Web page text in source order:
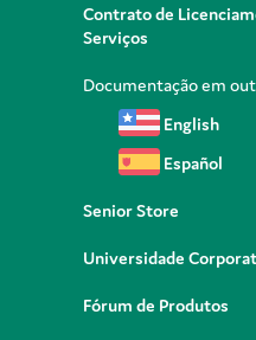
Contrato de
Serviços
Documentação em
English
Español
Senior Store
Universidade
Fórum de Produtos